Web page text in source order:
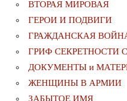
ВТОРАЯ МИРОВАЯ
ГЕРОИ И ПОДВИГИ
ГРАЖДАНСКАЯ
ГРИФ СЕКРЕТНОСТИ
ДОКУМЕНТЫ и
ЖЕНЩИНЫ В АРМИИ
ЗАБЫТОЕ ИМЯ